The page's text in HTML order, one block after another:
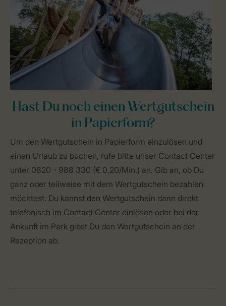
Hast Du noch einen Wertgutschein
in Papierform?
Um den Wertgutschein in Papierform einzulösen und
einen Urlaub zu buchen, rufe bitte unser Contact Center
unter 0820 - 988 330 (€ 0,20/Min.) an. Gib an, ob Du
ganz oder teilweise mit dem Wertgutschein bezahlen
möchtest. Du kannst den Wertgutschein dann direkt
telefonisch im Contact Center einlösen oder bei der
Ankunft im Park gibst Du den Wertgutschein an der
Rezeption ab.